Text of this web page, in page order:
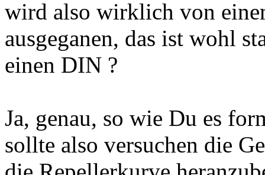
wird also wirklich von
ausgeganen, das ist wohl
einen DIN ?
Ja, genau, so wie Du es
sollte also versuchen die